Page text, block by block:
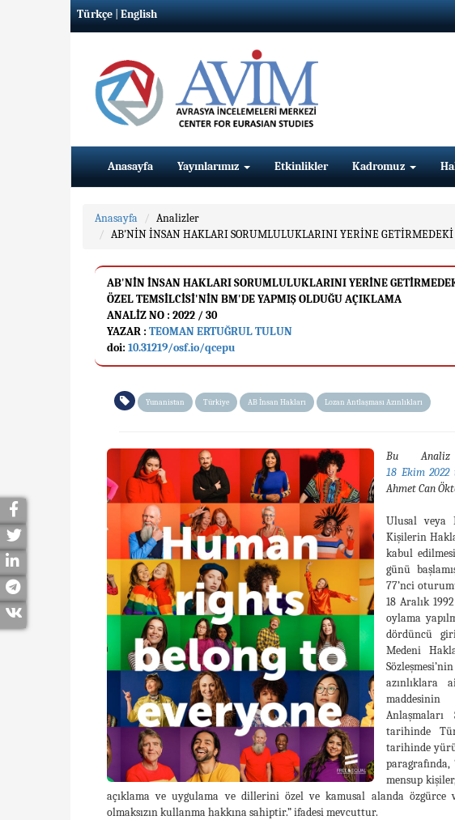
Türkçe|English
Anasayfa Yayınlarımız Etkinlikler Kadromuz
Anasayfa
Analizler
AB'NİN İNSAN HAKLARI SORUMLULUKLARINI YERİNE
AB'NİN İNSAN HAKLARI SORUMLULUKLARINI YERİNE
ÖZEL TEMSİLCİSİ'NİN BM'DE YAPMIŞ OLDUĞU AÇIKLAMA
ANALIZ NO : 2022 / 30
YAZAR : TEOMAN ERTUĞRUL TULUN
doi: 10.31219/osf.io/qcepu
Yunanistan Türkiye AB İnsan Hakları Lozan Antlaşması Azınlıkları
Bu Analiz
18 Ekim
Ahmet Can
Ulusal veya
Kişilerin
kabul
günü
77’nci
18 Aralık
oylama
dördüncü
Medeni
azınlıklara
maddesinin
tarihinde
tarihinde
mensup
açıklama ve uygulama ve dillerini özel ve kamusal alanda özgürce
olmaksızın kullanma hakkına sahiptir.” ifadesi mevcuttur.